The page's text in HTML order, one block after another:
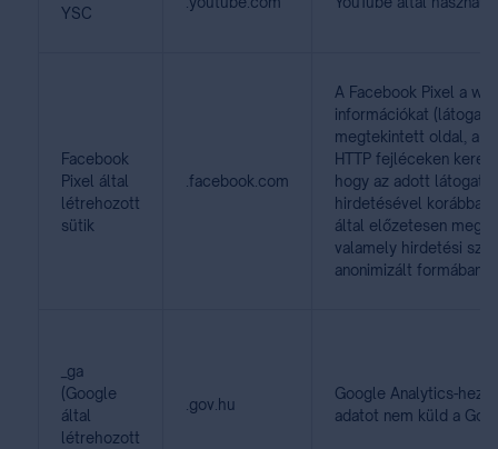
YSC
Facebook
Pixel által
létrehozott
sütik
.facebook.com
A Facebook Pixel a
információkat
megtekintett oldal, a
HTTP fejléceken
hogy az adott
hirdetésével
által előzetesen
valamely hirdetési
anonimizált formában
_ga
(Google
által
létrehozott
.gov.hu
Google Analytics-hez,
adatot nem küld a